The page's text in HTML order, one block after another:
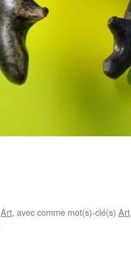
Art, avec comme mot(s)-clé(s) Art